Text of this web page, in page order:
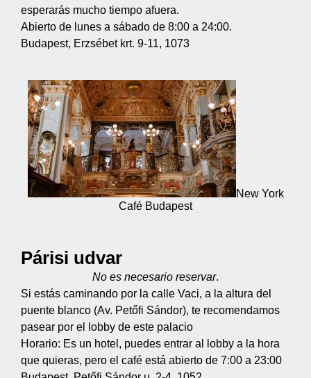
esperarás mucho tiempo afuera.
Abierto de lunes a sábado de 8:00 a 24:00.
Budapest, Erzsébet krt. 9-11, 1073
New York
Café Budapest
Párisi udvar
No es necesario reservar.
Si estás caminando por la calle Vaci, a la altura del
puente blanco (Av. Petőfi Sándor), te recomendamos
pasear por el lobby de este palacio
Horario: Es un hotel, puedes entrar al lobby a la hora
que quieras, pero el café está abierto de 7:00 a 23:00